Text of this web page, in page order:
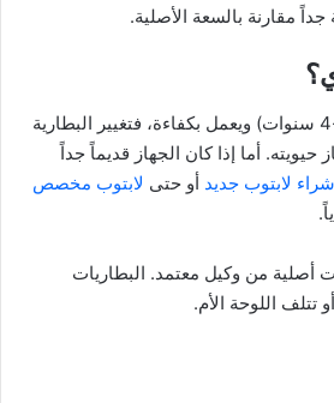
إذا كان اللابتوب حديثاً (3-4 سنوات) ويعمل بكفاءة، فتغيير البطارية
حيويته. أما إذا كان الجهاز قديماً جداً
شراء لابتوب جديد أو حتى لابتوب مخصص
أصلية من وكيل معتمد. البطاريات
تتلف اللوحة الأم.